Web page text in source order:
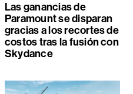
Las ganancias de
Paramount se disparan
gracias a los recortes de
costos tras la fusión con
Skydance